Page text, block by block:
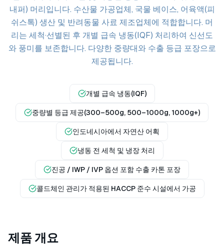
내퍼) 머리입니다. 수산물 가공업체, 국물 베이스, 어육액(피
쉬스톡) 생산 및 반려동물 사료 제조업체에 적합합니다. 머
리는 세척·선별된 후 개별 급속 냉동(IQF) 처리하여 신선도
와 풍미를 보존합니다. 다양한 중량대와 수출 등급 포장으로
제공됩니다.
개별 급속 냉동(IQF)
중량별 등급 제공(300–500g, 500–1000g, 1000g+)
인도네시아에서 자연산 어획
냉동 전 세척 및 냉장 처리
진공 / IWP / IVP 옵션 포함 수출 카톤 포장
콜드체인 관리가 적용된 HACCP 준수 시설에서 가공
제품 개요